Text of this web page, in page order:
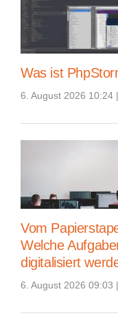
Was ist
6. August 2026 10:24 |
Vom
Welche
digitalisiert
6. August 2026 09:03 |